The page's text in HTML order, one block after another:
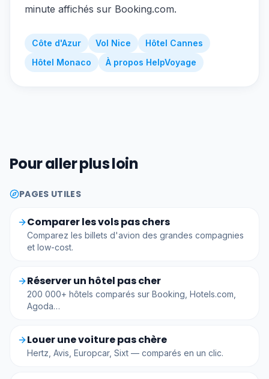
minute affichés sur Booking.com.
Côte d'Azur Vol Nice
Hôtel Cannes
Hôtel Monaco
À propos HelpVoyage
Pour aller plus loin
PAGES UTILES
Comparer les vols pas chers
Comparez les billets d'avion des grandes compagnies
et low-cost.
Réserver un hôtel pas cher
200 000+ hôtels comparés sur Booking, Hotels.com,
Agoda…
Louer une voiture pas chère
Hertz, Avis, Europcar, Sixt — comparés en un clic.